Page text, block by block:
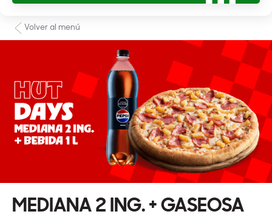
Volver al menú
MEDIANA 2 ING. + GASEOSA